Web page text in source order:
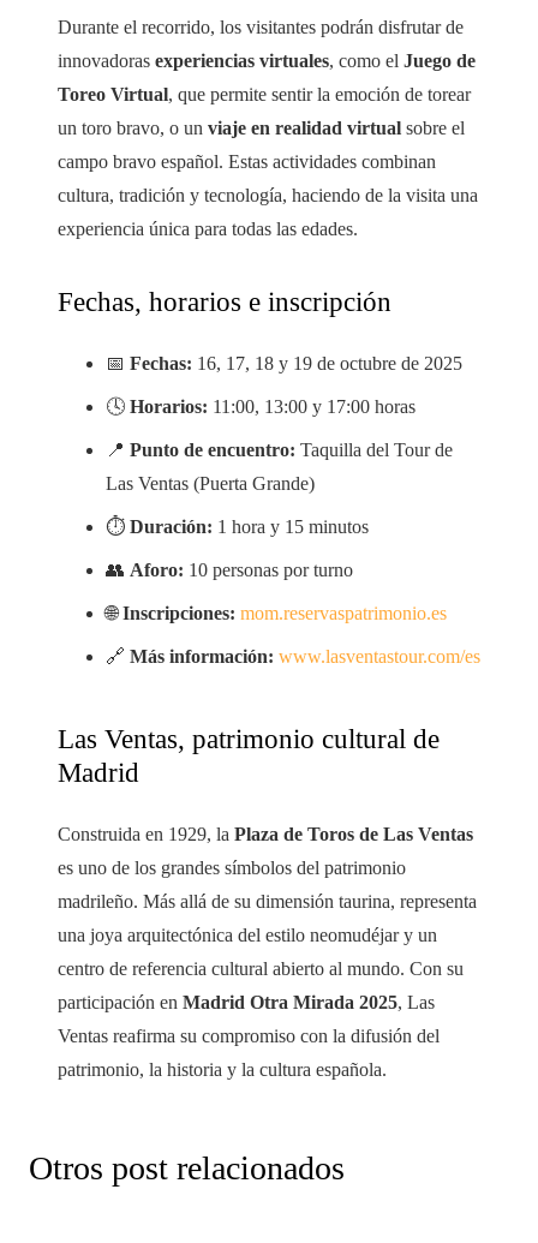
Durante el recorrido, los visitantes podrán disfrutar de
innovadoras experiencias virtuales, como el Juego de
Toreo Virtual, que permite sentir la emoción de torear
un toro bravo, o un viaje en realidad virtual sobre el
campo bravo español. Estas actividades combinan
cultura, tradición y tecnología, haciendo de la visita una
experiencia única para todas las edades.
Fechas, horarios e inscripción
📅 Fechas: 16, 17, 18 y 19 de octubre de 2025
🕓 Horarios: 11:00, 13:00 y 17:00 horas
📍 Punto de encuentro: Taquilla del Tour de
Las Ventas (Puerta Grande)
⏱️ Duración: 1 hora y 15 minutos
👥 Aforo: 10 personas por turno
🌐Inscripciones: mom.reservaspatrimonio.es
🔗 Más información: www.lasventastour.com/es
Las Ventas, patrimonio cultural de
Madrid
Construida en 1929, la Plaza de Toros de Las Ventas
es uno de los grandes símbolos del patrimonio
madrileño. Más allá de su dimensión taurina, representa
una joya arquitectónica del estilo neomudéjar y un
centro de referencia cultural abierto al mundo. Con su
participación en Madrid Otra Mirada 2025, Las
Ventas reafirma su compromiso con la difusión del
patrimonio, la historia y la cultura española.
Otros post relacionados
Qué visitar en Madrid durante la visita del
CULTURA ,CURIOSIDADES,NOTICIAS,
CULTURA ,CURIOSIDADES,NOTICIAS,